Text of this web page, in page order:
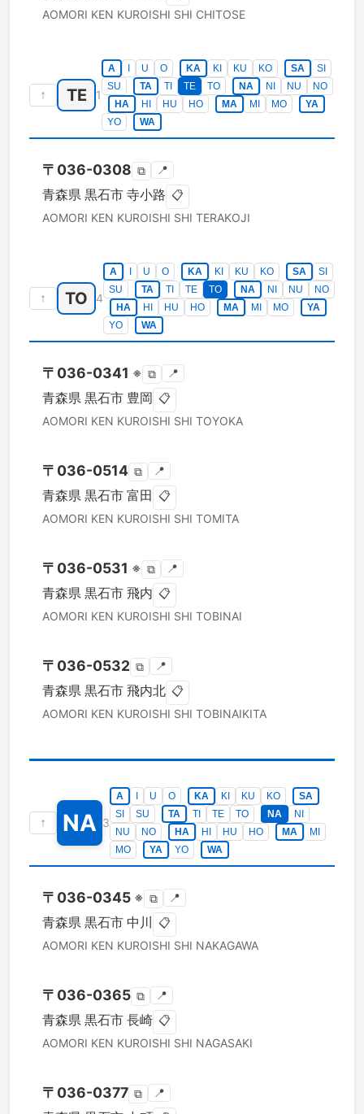
AOMORI KEN KUROISHI SHI CHITOSE
↑ TE 1
A U O KA KI KU KO SA
SI
SU
TA TI TE TO NA NI NU
NO
HA
HI HU HO MA MI MO
YA
YO
WA
〒 036-0308 ⧉ 📍
青森県 黒石市 寺小路 📋
AOMORI KEN KUROISHI SHI TERAKOJI
↑ TO 4
A U O KA KI KU KO SA
SI
SU
TA TI TE TO NA NI NU
NO
HA
HI HU HO MA MI MO
YA
YO
WA
〒 036-0341 ※ ⧉ 📍
青森県 黒石市 豊岡 📋
AOMORI KEN KUROISHI SHI TOYOKA
〒 036-0514 ⧉ 📍
青森県 黒石市 富田 📋
AOMORI KEN KUROISHI SHI TOMITA
〒 036-0531 ※ ⧉ 📍
青森県 黒石市 飛内 📋
AOMORI KEN KUROISHI SHI TOBINAI
〒 036-0532 ⧉ 📍
青森県 黒石市 飛内北 📋
AOMORI KEN KUROISHI SHI TOBINAIKITA
↑ NA 3
A U O KA KI KU KO
SA
SI
SU TA TI TE TO NA
NI
NU
NO HA HI HU HO MA
MI
MO
YA YO WA
〒 036-0345 ※ ⧉ 📍
青森県 黒石市 中川 📋
AOMORI KEN KUROISHI SHI NAKAGAWA
〒 036-0365 ⧉ 📍
青森県 黒石市 長崎 📋
AOMORI KEN KUROISHI SHI NAGASAKI
〒 036-0377 ⧉ 📍